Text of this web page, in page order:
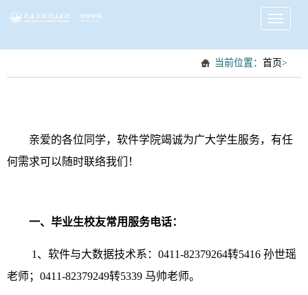
Toggle
当前位置： 首页>
亲爱的各位同学，软件学院竭诚为广大学生服务，有任
何需求可以随时联络我们！
一、毕业生校友常用服务电话：
1、软件与大数据技术系：0411-82379264转5416 孙世瑶
老师；0411-82379249转5339 马帅老师。